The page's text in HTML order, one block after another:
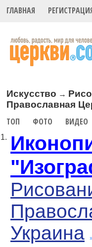
ГЛАВНАЯ
Искусство →
Православная
ТОП ФОТО ВИДЕО
1.
Украина